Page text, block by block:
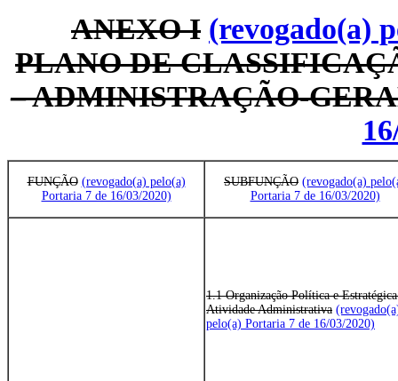
ANEXO I (revogado(a)
PLANO DE
– ADMINISTRAÇÃO-
FUNÇÃO (revogado(a) pelo(a)
Portaria 7 de 16/03/2020)
SUBFUNÇÃO (revogado(a)
Portaria 7 de 16/03/2020)
1.1 Organização Política e
Atividade Administrativa
pelo(a) Portaria 7 de 16/03/2020)